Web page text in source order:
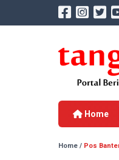
Home
Home / Pos